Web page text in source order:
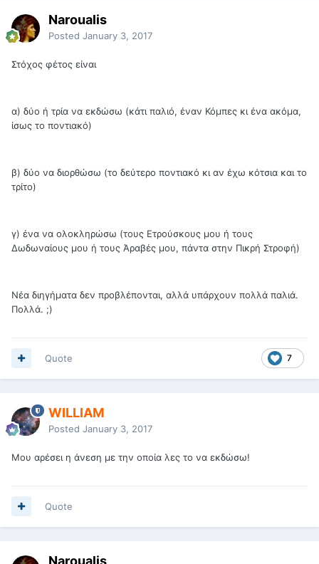
Naroualis
Posted January 3, 2017
Στόχος φέτος είναι
α) δύο ή τρία να εκδώσω (κάτι παλιό, έναν Κόμπες κι ένα ακόμα,
ίσως το ποντιακό)
β) δύο να διορθώσω (το δεύτερο ποντιακό κι αν έχω κότσια και το
τρίτο)
γ) ένα να ολοκληρώσω (τους Ετρούσκους μου ή τους
Δωδωναίους μου ή τους Άραβές μου, πάντα στην Πικρή Στροφή)
Νέα διηγήματα δεν προβλέπονται, αλλά υπάρχουν πολλά παλιά.
Πολλά. ;)
7
Quote
WILLIAM
Posted January 3, 2017
Μου αρέσει η άνεση με την οποία λες το να εκδώσω!
Quote
Naroualis